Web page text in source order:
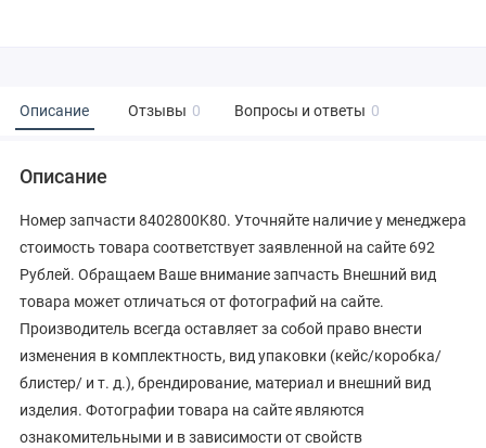
Описание Отзывы 0 Вопросы и ответы 0
Описание
Номер запчасти 8402800K80. Уточняйте наличие у менеджера
стоимость товара соответствует заявленной на сайте 692
Рублей. Обращаем Ваше внимание запчасть Внешний вид
товара может отличаться от фотографий на сайте.
Производитель всегда оставляет за собой право внести
изменения в комплектность, вид упаковки (кейс/коробка/
блистер/ и т. д.), брендирование, материал и внешний вид
изделия. Фотографии товара на сайте являются
ознакомительными и в зависимости от свойств